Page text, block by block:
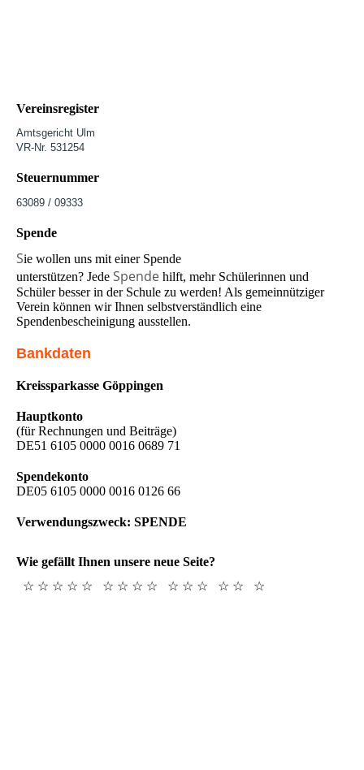
Vereinsregister
Amtsgericht Ulm
VR-Nr. 531254
Steuernummer
63089 / 09333
Spende
Sie wollen uns mit einer Spende
unterstützen? Jede Spende hilft, mehr Schülerinnen und
Schüler besser in der Schule zu werden! Als gemeinnütziger
Verein können wir Ihnen selbstverständlich eine
Spendenbescheinigung ausstellen.
Bankdaten
Kreissparkasse Göppingen
Hauptkonto
(für Rechnungen und Beiträge)
DE51 6105 0000 0016 0689 71
Spendekonto
DE05 6105 0000 0016 0126 66
Verwendungszweck: SPENDE
Wie gefällt Ihnen unsere neue Seite?
☆ ☆ ☆ ☆ ☆
☆ ☆ ☆ ☆ ☆ ☆ ☆ ☆ ☆ ☆